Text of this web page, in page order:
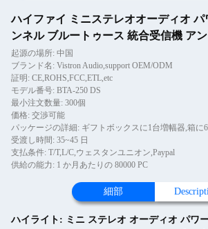
ハイファイ ミニステレオオーディオ パ
ンネル ブルートゥース 統合受信機 ア
起源の場所: 中国
ブランド名: Vistron Audio,support OEM/ODM
証明: CE,ROHS,FCC,ETL,etc
モデル番号: BTA-250 DS
最小注文数量: 300個
価格: 交渉可能
パッケージの詳細: ギフトボックスに1台増幅器,箱に
受渡し時間: 35~45 日
支払条件: T/T,L/C,ウェスタンユニオン,Paypal
供給の能力: 1 か月あたりの 80000 PC
細部
ハイライト: ミニ ステレオ オーディオ パワ